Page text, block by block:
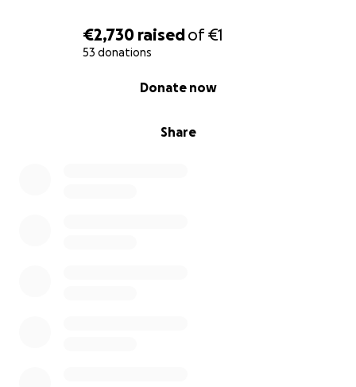
€2,730 raisedof€1
53 donations
Share
Donate now